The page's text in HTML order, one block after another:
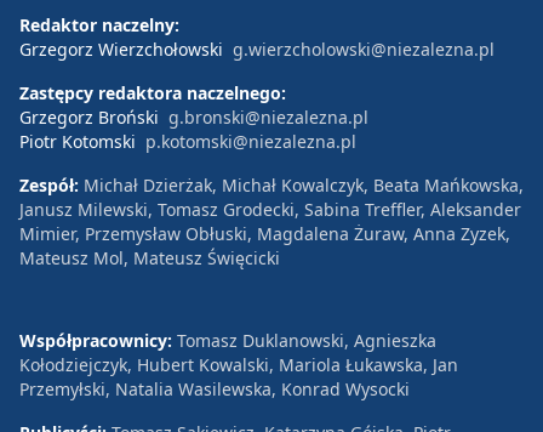
Redaktor naczelny:
Grzegorz Wierzchołowski g.wierzcholowski@niezalezna.pl
Zastępcy redaktora naczelnego:
Grzegorz Broński g.bronski@niezalezna.pl
Piotr Kotomski p.kotomski@niezalezna.pl
Zespół: Michał Dzierżak, Michał Kowalczyk, Beata Mańkowska,
Janusz Milewski, Tomasz Grodecki, Sabina Treffler, Aleksander
Mimier, Przemysław Obłuski, Magdalena Żuraw, Anna Zyzek,
Mateusz Mol, Mateusz Święcicki
Współpracownicy: Tomasz Duklanowski, Agnieszka
Kołodziejczyk, Hubert Kowalski, Mariola Łukawska, Jan
Przemyłski, Natalia Wasilewska, Konrad Wysocki